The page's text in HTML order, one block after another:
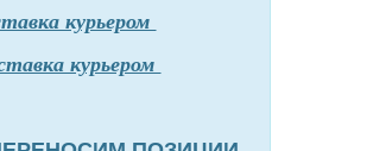
курьером
курьером